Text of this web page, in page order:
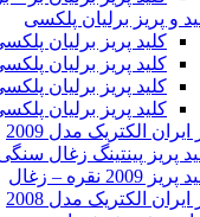
و پریز برلیان پلکسی
کلید پریز برلیان
کلید پریز برلیان
کلید پریز برلیان
کلید پریز برلیان
الکتریک مدل 2009
پریز پینتینگ زغال
2009 نقره – زغال
الکتریک مدل 2008